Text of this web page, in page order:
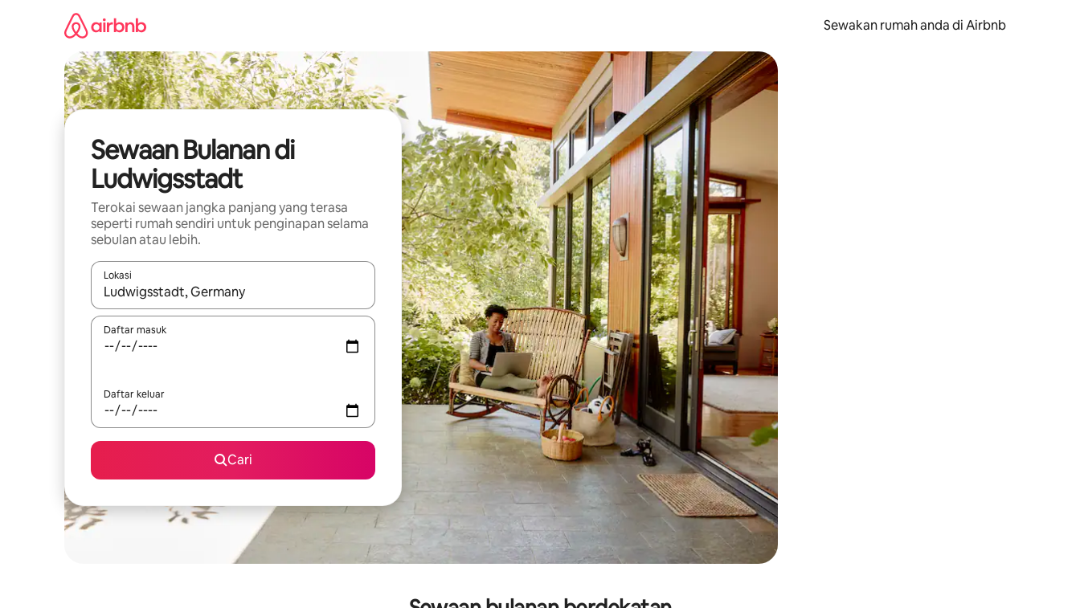
Sewakan rumah anda di Airbnb
Sewaan Bulanan di
Ludwigsstadt
Terokai sewaan jangka panjang yang terasa
seperti rumah sendiri untuk penginapan selama
sebulan atau lebih.
Lokasi
Apabila hasil tersedia, navigasi dengan kekunci anak panah atas dan bawah atau teroka dengan sentuhan atau gerak leret.
Daftar masuk
Daftar keluar
Cari